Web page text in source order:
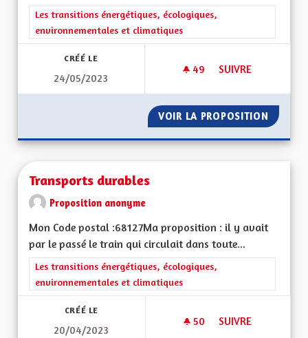
Filtrer les résultats de la catégorie : Les transitions
Les transitions énergétiques, écologiques,
environnementales et climatiques
CRÉÉ LE
24/05/2023
49 49 ABONNÉS
SUIVRE
VOIR LA PROPOSITION
Transports durables
Proposition anonyme
Mon Code postal :68127Ma proposition : il y avait
par le passé le train qui circulait dans toute...
Filtrer les résultats de la catégorie : Les transitions
Les transitions énergétiques, écologiques,
environnementales et climatiques
CRÉÉ LE
20/04/2023
50 50 ABONNÉS
SUIVRE